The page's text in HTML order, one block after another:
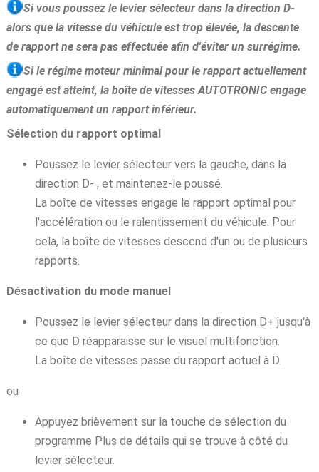
Si vous poussez le levier sélecteur dans la direction D-
alors que la vitesse du véhicule est trop élevée, la descente
de rapport ne sera pas effectuée afin d'éviter un surrégime.
Si le régime moteur minimal pour le rapport actuellement
engagé est atteint, la boîte de vitesses AUTOTRONIC engage
automatiquement un rapport inférieur.
Sélection du rapport optimal
Poussez le levier sélecteur vers la gauche, dans la
direction D- , et maintenez-le poussé.
La boîte de vitesses engage le rapport optimal pour
l'accélération ou le ralentissement du véhicule. Pour
cela, la boîte de vitesses descend d'un ou de plusieurs
rapports.
Désactivation du mode manuel
Poussez le levier sélecteur dans la direction D+ jusqu'à
ce que D réapparaisse sur le visuel multifonction.
La boîte de vitesses passe du rapport actuel à D.
ou
Appuyez brièvement sur la touche de sélection du
programme Plus de détails qui se trouve à côté du
levier sélecteur.